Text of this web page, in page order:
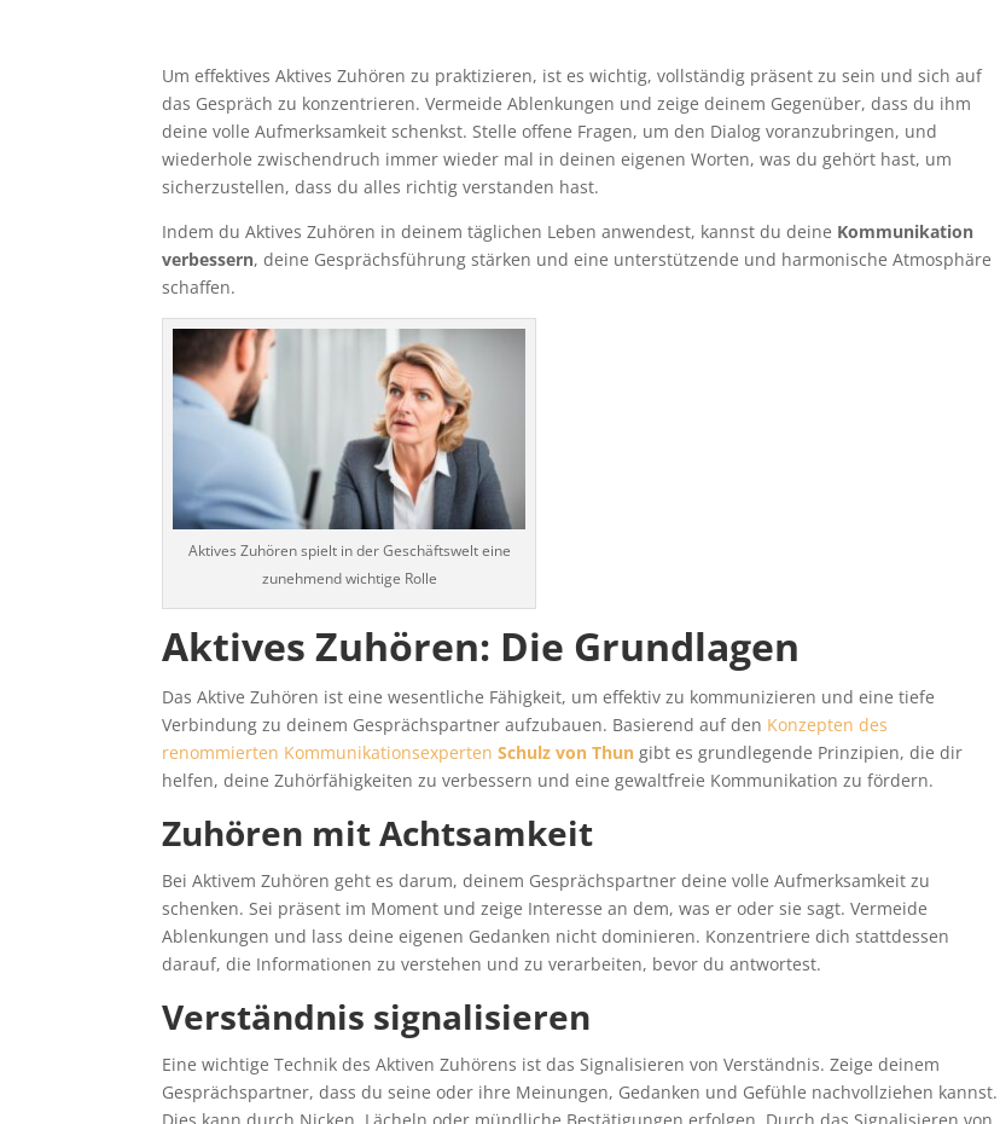
Um effektives Aktives Zuhören zu praktizieren, ist es wichtig, vollständig präsent zu sein und sich auf
das Gespräch zu konzentrieren. Vermeide Ablenkungen und zeige deinem Gegenüber, dass du ihm
deine volle Aufmerksamkeit schenkst. Stelle offene Fragen, um den Dialog voranzubringen, und
wiederhole zwischendruch immer wieder mal in deinen eigenen Worten, was du gehört hast, um
sicherzustellen, dass du alles richtig verstanden hast.
Indem du Aktives Zuhören in deinem täglichen Leben anwendest, kannst du deine Kommunikation
verbessern, deine Gesprächsführung stärken und eine unterstützende und harmonische Atmosphäre
schaffen.
Aktives Zuhören spielt in der Geschäftswelt eine
zunehmend wichtige Rolle
Aktives Zuhören: Die Grundlagen
Das Aktive Zuhören ist eine wesentliche Fähigkeit, um effektiv zu kommunizieren und eine tiefe
Verbindung zu deinem Gesprächspartner aufzubauen. Basierend auf den Konzepten des
renommierten KommunikationsexpertenSchulz von Thun gibt es grundlegende Prinzipien, die dir
helfen, deine Zuhörfähigkeiten zu verbessern und eine gewaltfreie Kommunikation zu fördern.
Zuhören mit Achtsamkeit
Bei Aktivem Zuhören geht es darum, deinem Gesprächspartner deine volle Aufmerksamkeit zu
schenken. Sei präsent im Moment und zeige Interesse an dem, was er oder sie sagt. Vermeide
Ablenkungen und lass deine eigenen Gedanken nicht dominieren. Konzentriere dich stattdessen
darauf, die Informationen zu verstehen und zu verarbeiten, bevor du antwortest.
Verständnis signalisieren
Eine wichtige Technik des Aktiven Zuhörens ist das Signalisieren von Verständnis. Zeige deinem
Gesprächspartner, dass du seine oder ihre Meinungen, Gedanken und Gefühle nachvollziehen kannst.